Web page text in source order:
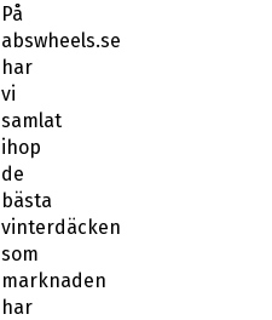
På
abswheels.se
har
vi
samlat
ihop
de
bästa
vinterdäcken
som
marknaden
har